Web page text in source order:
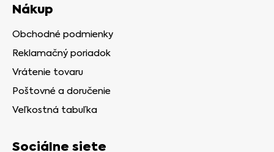
Nákup
Obchodné podmienky
Reklamačný poriadok
Vrátenie tovaru
Poštovné a doručenie
Veľkostná tabuľka
Sociálne siete